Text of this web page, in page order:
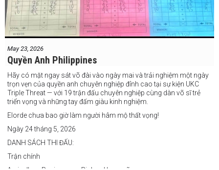
May 23, 2026
Quyền Anh Philippines
Hãy có mặt ngay sát võ đài vào ngày mai và trải nghiệm một ngày
trọn vẹn của quyền anh chuyên nghiệp đỉnh cao tại sự kiện UKC
Triple Threat — với 19 trận đấu chuyên nghiệp cùng dàn võ sĩ trẻ
triển vọng và những tay đấm giàu kinh nghiệm.
Elorde chưa bao giờ làm người hâm mộ thất vọng!
Ngày 24 tháng 5, 2026
DANH SÁCH THI ĐẤU:
Trận chính